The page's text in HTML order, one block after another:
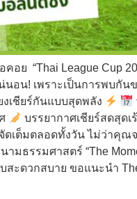
“Thai League Cup
น่นอน! เพราะเป็นการพ
เชียร์กันแบบสุดพลัง
บรรยากาศเชียร์สดสุด
เต็มตลอดทั้งวัน ไม่ว่าคุณ
มธรรมศาสตร์ “The
ะดวกสบาย ขอแนะนำ